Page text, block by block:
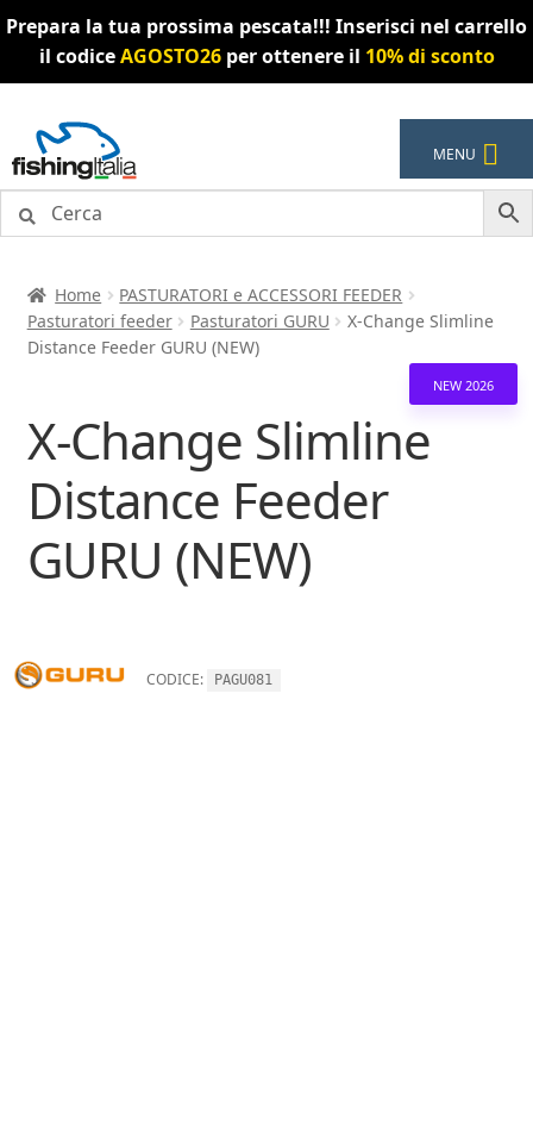
Prepara la tua prossima pescata!!! Inserisci nel carrello
il codiceAGOSTO26per ottenere il 10% di sconto
alla
navigazione
al
contenuto
MENU
Home
PASTURATORI e ACCESSORI FEEDER
Pasturatori feeder
Pasturatori GURU
X-Change Slimline
Distance Feeder GURU (NEW)
NEW 2026
X-Change Slimline
Distance Feeder
GURU (NEW)
CODICE: PAGU081